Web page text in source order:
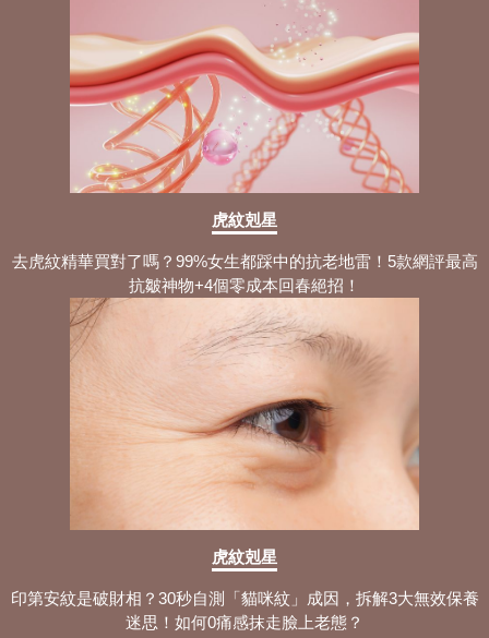
虎紋剋星
去虎紋精華買對了嗎？99%女生都踩中的抗老地雷！5款網評最高
抗皺神物+4個零成本回春絕招！
虎紋剋星
印第安紋是破財相？30秒自測「貓咪紋」成因，拆解3大無效保養
迷思！如何0痛感抹走臉上老態？